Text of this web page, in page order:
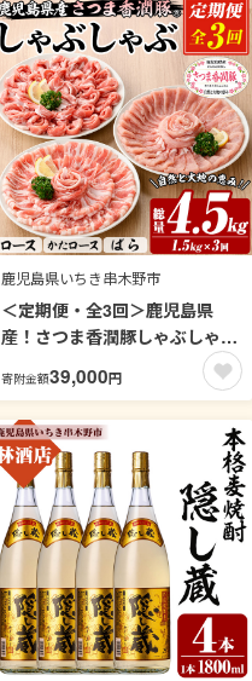
ル】【00-089-06-TK】
鹿児島県いちき串木野市
＜定期便・全3回＞鹿児島県
産！さつま香潤豚しゃぶしゃぶ
セット (3種)(250g×6P×3回・総
量4.5kg) 豚 豚肉 肉 鹿児島 白
豚 しゃぶしゃぶ ロース 肩ロー
ス ばら肉 バラ肉 詰合せ 小分け
定期便 冷凍【西日本ベストパ
ッカー】【00-110-10-TK】
寄附金額39,000円